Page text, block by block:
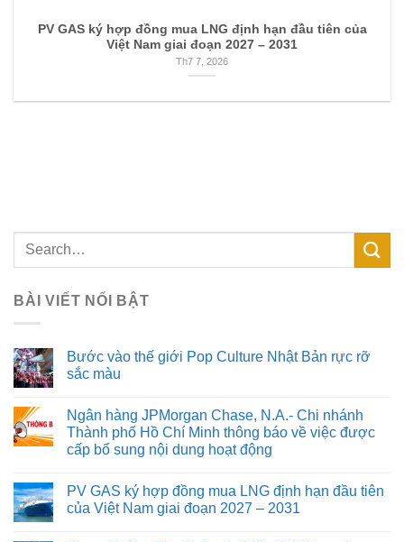
PV GAS ký hợp đồng mua LNG định hạn đầu tiên của
Việt Nam giai đoạn 2027 – 2031
Th7 7, 2026
BÀI VIẾT NỔI BẬT
Bước vào thế giới Pop Culture Nhật Bản rực rỡ
sắc màu
Ngân hàng JPMorgan Chase, N.A.- Chi nhánh
Thành phố Hồ Chí Minh thông báo về việc được
cấp bổ sung nội dung hoạt động
PV GAS ký hợp đồng mua LNG định hạn đầu tiên
của Việt Nam giai đoạn 2027 – 2031